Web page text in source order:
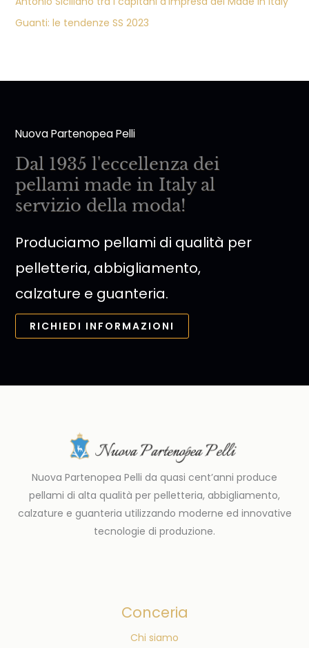
Guanti: le tendenze SS 2023
Nuova Partenopea Pelli
Dal 1935 l'eccellenza dei
pellami made in Italy al
servizio della moda!
Produciamo pellami di qualità per
pelletteria, abbigliamento,
calzature e guanteria.
RICHIEDI INFORMAZIONI
Nuova Partenopea Pelli da quasi cent’anni produce
pellami di alta qualità per pelletteria, abbigliamento,
calzature e guanteria utilizzando moderne ed innovative
tecnologie di produzione.
Conceria
Chi siamo